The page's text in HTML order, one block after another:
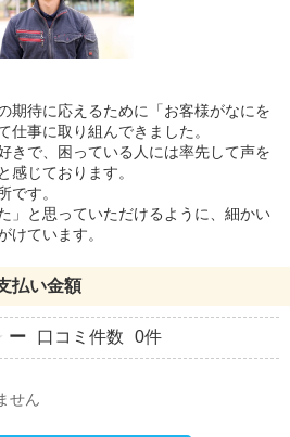
期待に応えるために「お客様がなにを
仕事に取り組んできました。
きで、困っている人には率先して声を
感じております。
です。
」と思っていただけるように、細かい
けています。
払い金額
ー 口コミ件数 0件
せん